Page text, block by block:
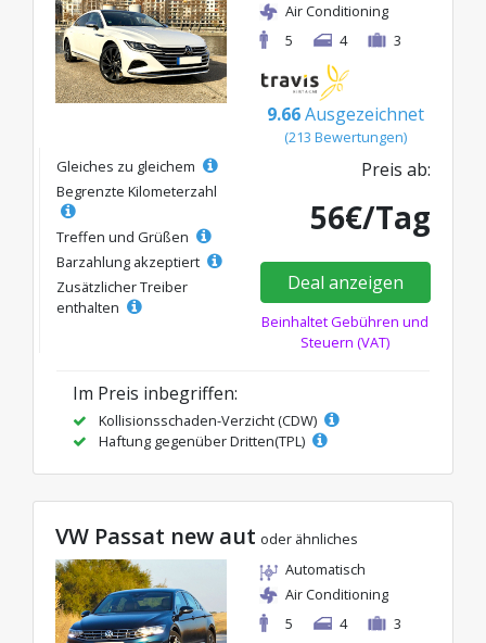
Air Conditioning
5
4 3
9.66 Ausgezeichnet
(213 Bewertungen)
Gleiches zu gleichem
Begrenzte Kilometerzahl
Treffen und Grüßen
Barzahlung akzeptiert
Zusätzlicher Treiber
enthalten
Preis ab:
56€/Tag
Deal anzeigen
Beinhaltet Gebühren und
Steuern (VAT)
Im Preis inbegriffen:
Kollisionsschaden-Verzicht (CDW)
Haftung gegenüber Dritten(TPL)
VW Passat new aut oder ähnliches
Automatisch
Air Conditioning
5
4 3